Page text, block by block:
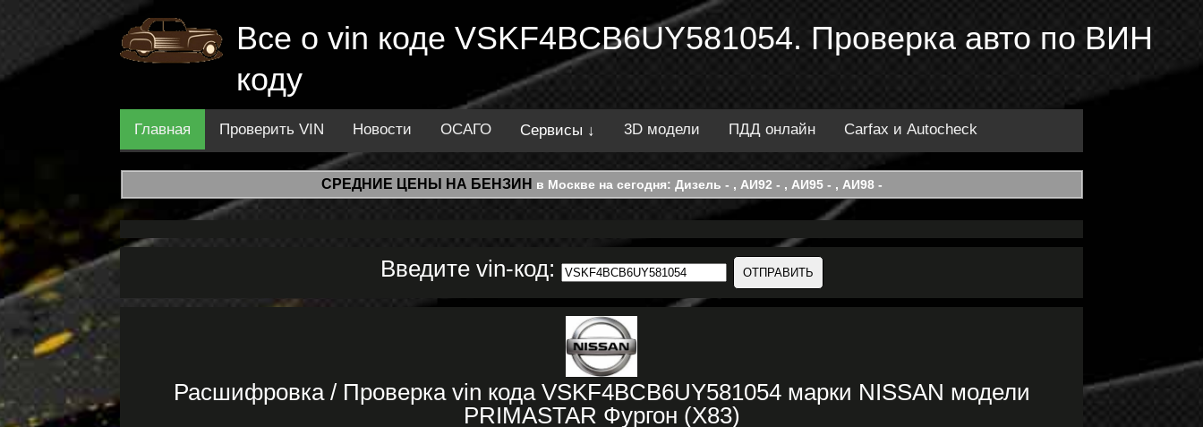
Все о vin коде VSKF4BCB6UY581054. Проверка авто по ВИН
коду
Главная Проверить VIN Новости ОСАГО Сервисы ↓ 3D модели ПДД онлайн Carfax и Autocheck
СРЕДНИЕ ЦЕНЫ НА БЕНЗИН в Москве на сегодня: Дизель - , АИ92 - , АИ95 - , АИ98 -
Введите vin-код:
Расшифровка / Проверка vin кода VSKF4BCB6UY581054 марки NISSAN модели
PRIMASTAR Фургон (X83)